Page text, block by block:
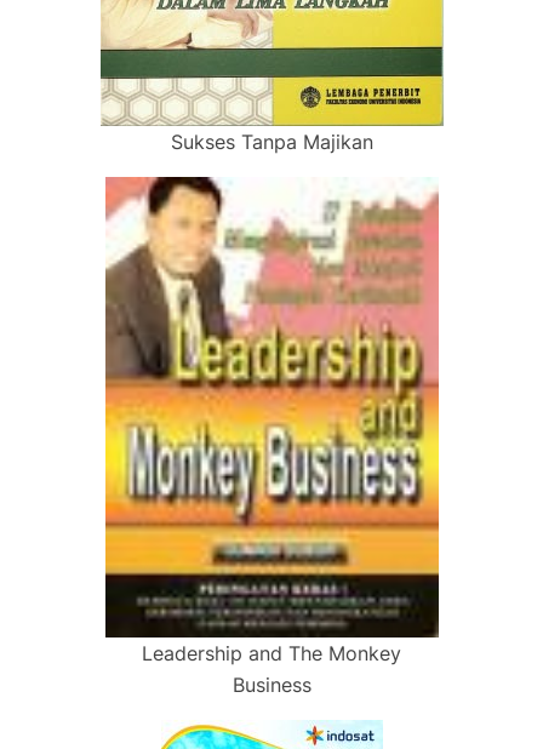
Sukses Tanpa Majikan
Leadership and The Monkey
Business